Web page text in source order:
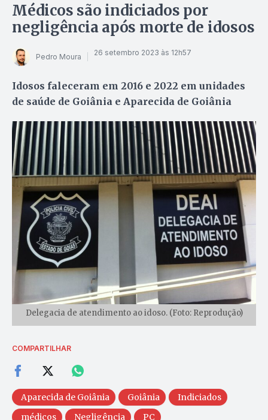
Médicos são indiciados por
negligência após morte de idosos
Pedro Moura 26 setembro 2023 às 12h57
Idosos faleceram em 2016 e 2022 em unidades
de saúde de Goiânia e Aparecida de Goiânia
Delegacia de atendimento ao idoso. (Foto: Reprodução)
COMPARTILHAR
Aparecida de Goiânia Goiânia
Indiciados
médicos
Negligência PC